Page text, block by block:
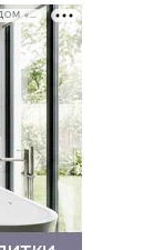
РЕКЛАМА • ООО СТРОИТЕЛЬНЫЙ ТОРГОВЫЙ ДОМ «ПЕТРОВИЧ». ИНН: 7802348846